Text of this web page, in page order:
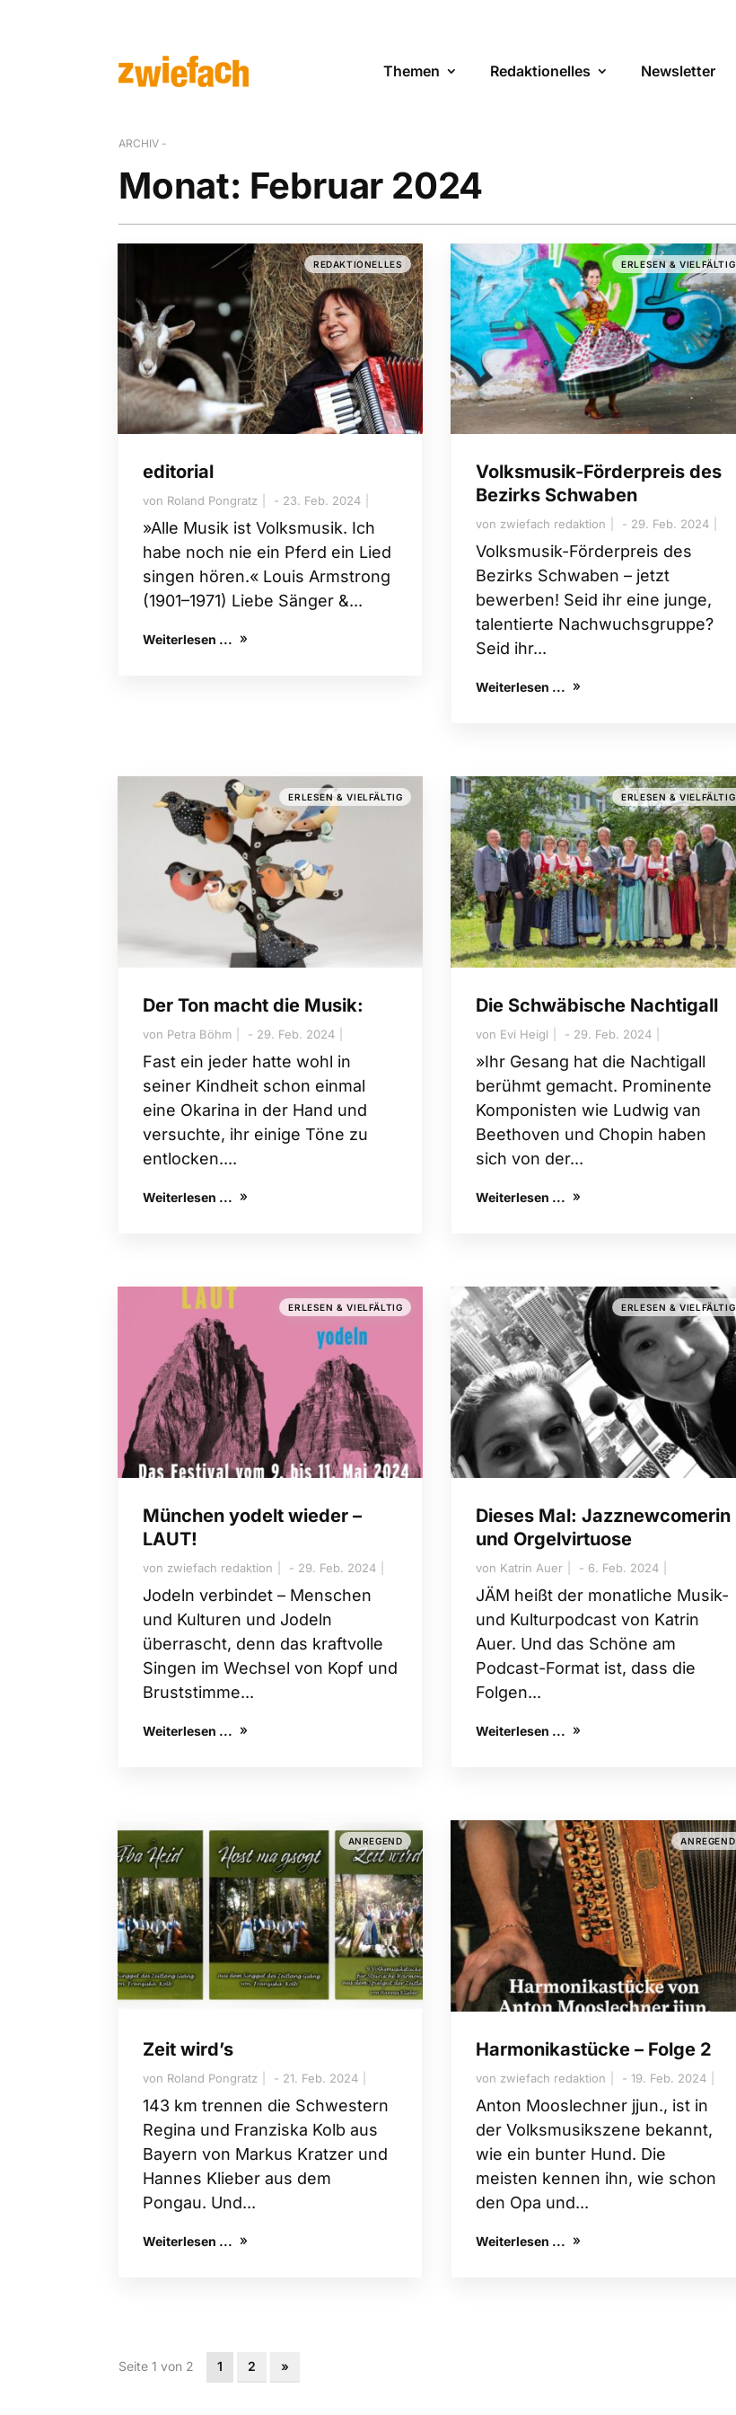
Themen Redaktionelles Newsletter
ARCHIV -
Monat: Februar 2024
REDAKTIONELLES
editorial
von Roland Pongratz 23. Feb. 2024
​»Alle Musik ist Volksmusik. Ich
habe noch nie ein Pferd ein Lied
singen hören.« Louis Armstrong
(1901–1971) Liebe Sänger &...
Weiterlesen ...
ERLESEN & VIELFÄLTIG
Volksmusik-Förderpreis des
Bezirks Schwaben
von zwiefach redaktion 29. Feb. 2024
Volksmusik-Förderpreis des
Bezirks Schwaben – jetzt
bewerben! Seid ihr eine junge,
talentierte Nachwuchsgruppe?
Seid ihr...
Weiterlesen ...
ERLESEN & VIELFÄLTIG
Der Ton macht die Musik:
von Petra Böhm 29. Feb. 2024
Fast ein jeder hatte wohl in
seiner Kindheit schon einmal
eine Okarina in der Hand und
versuchte, ihr einige Töne zu
entlocken....
Weiterlesen ...
ERLESEN & VIELFÄLTIG
Die Schwäbische Nachtigall
von Evi Heigl 29. Feb. 2024
»Ihr Gesang hat die Nachtigall
berühmt gemacht. Prominente
Komponisten wie Ludwig van
Beethoven und Chopin haben
sich von der...
Weiterlesen ...
ERLESEN & VIELFÄLTIG
München yodelt wieder –
LAUT!
von zwiefach redaktion 29. Feb. 2024
Jodeln verbindet – Menschen
und Kulturen und Jodeln
überrascht, denn das kraftvolle
Singen im Wechsel von Kopf und
Bruststimme...
Weiterlesen ...
ERLESEN & VIELFÄLTIG
Dieses Mal: Jazznewcomerin
und Orgelvirtuose
von Katrin Auer 6. Feb. 2024
JÄM heißt der monatliche Musik-
und Kulturpodcast von Katrin
Auer. Und das Schöne am
Podcast-Format ist, dass die
Folgen...
Weiterlesen ...
ANREGEND
Zeit wird’s
von Roland Pongratz 21. Feb. 2024
143 km trennen die Schwestern
Regina und Franziska Kolb aus
Bayern von Markus Kratzer und
Hannes Klieber aus dem
Pongau. Und...
Weiterlesen ...
ANREGEND
Harmonikastücke – Folge 2
von zwiefach redaktion 19. Feb. 2024
Anton Mooslechner jjun., ist in
der Volksmusikszene bekannt,
wie ein bunter Hund. Die
meisten kennen ihn, wie schon
den Opa und...
Weiterlesen ...
Seite 1 von 2 1 2 »